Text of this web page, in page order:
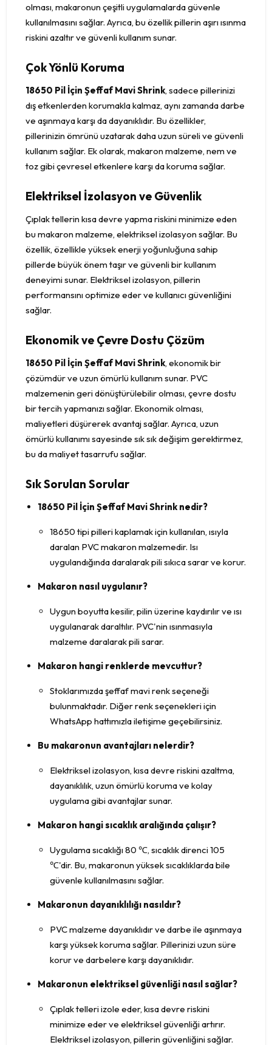
olması, makaronun çeşitli uygulamalarda güvenle
kullanılmasını sağlar. Ayrıca, bu özellik pillerin aşırı ısınma
riskini azaltır ve güvenli kullanım sunar.
Çok Yönlü Koruma
18650 Pil İçin Şeffaf Mavi Shrink, sadece pillerinizi
dış etkenlerden korumakla kalmaz, aynı zamanda darbe
ve aşınmaya karşı da dayanıklıdır. Bu özellikler,
pillerinizin ömrünü uzatarak daha uzun süreli ve güvenli
kullanım sağlar. Ek olarak, makaron malzeme, nem ve
toz gibi çevresel etkenlere karşı da koruma sağlar.
Elektriksel İzolasyon ve Güvenlik
Çıplak tellerin kısa devre yapma riskini minimize eden
bu makaron malzeme, elektriksel izolasyon sağlar. Bu
özellik, özellikle yüksek enerji yoğunluğuna sahip
pillerde büyük önem taşır ve güvenli bir kullanım
deneyimi sunar. Elektriksel izolasyon, pillerin
performansını optimize eder ve kullanıcı güvenliğini
sağlar.
Ekonomik ve Çevre Dostu Çözüm
18650 Pil İçin Şeffaf Mavi Shrink, ekonomik bir
çözümdür ve uzun ömürlü kullanım sunar. PVC
malzemenin geri dönüştürülebilir olması, çevre dostu
bir tercih yapmanızı sağlar. Ekonomik olması,
maliyetleri düşürerek avantaj sağlar. Ayrıca, uzun
ömürlü kullanımı sayesinde sık sık değişim gerektirmez,
bu da maliyet tasarrufu sağlar.
Sık Sorulan Sorular
18650 Pil İçin Şeffaf Mavi Shrink nedir?
18650 tipi pilleri kaplamak için kullanılan, ısıyla
daralan PVC makaron malzemedir. Isı
uygulandığında daralarak pili sıkıca sarar ve korur.
Makaron nasıl uygulanır?
Uygun boyutta kesilir, pilin üzerine kaydırılır ve ısı
uygulanarak daraltılır. PVC'nin ısınmasıyla
malzeme daralarak pili sarar.
Makaron hangi renklerde mevcuttur?
Stoklarımızda şeffaf mavi renk seçeneği
bulunmaktadır. Diğer renk seçenekleri için
WhatsApp hattımızla iletişime geçebilirsiniz.
Bu makaronun avantajları nelerdir?
Elektriksel izolasyon, kısa devre riskini azaltma,
dayanıklılık, uzun ömürlü koruma ve kolay
uygulama gibi avantajlar sunar.
Makaron hangi sıcaklık aralığında çalışır?
Uygulama sıcaklığı 80 ℃, sıcaklık direnci 105
℃'dir. Bu, makaronun yüksek sıcaklıklarda bile
güvenle kullanılmasını sağlar.
Makaronun dayanıklılığı nasıldır?
PVC malzeme dayanıklıdır ve darbe ile aşınmaya
karşı yüksek koruma sağlar. Pillerinizi uzun süre
korur ve darbelere karşı dayanıklıdır.
Makaronun elektriksel güvenliği nasıl sağlar?
Çıplak telleri izole eder, kısa devre riskini
minimize eder ve elektriksel güvenliği artırır.
Elektriksel izolasyon, pillerin güvenliğini sağlar.